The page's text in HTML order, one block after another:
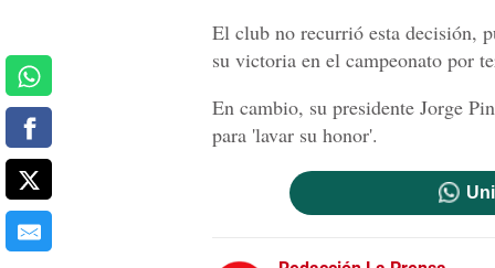
El club no recurrió esta decisión,
su victoria en el campeonato por
En cambio, su presidente Jorge
para 'lavar su honor'.